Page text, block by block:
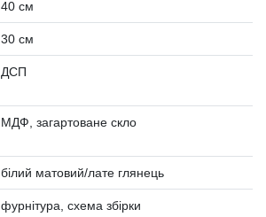
40 см
30 см
ДСП
МДФ, загартоване скло
білий матовий/лате глянець
фурнітура, схема збірки